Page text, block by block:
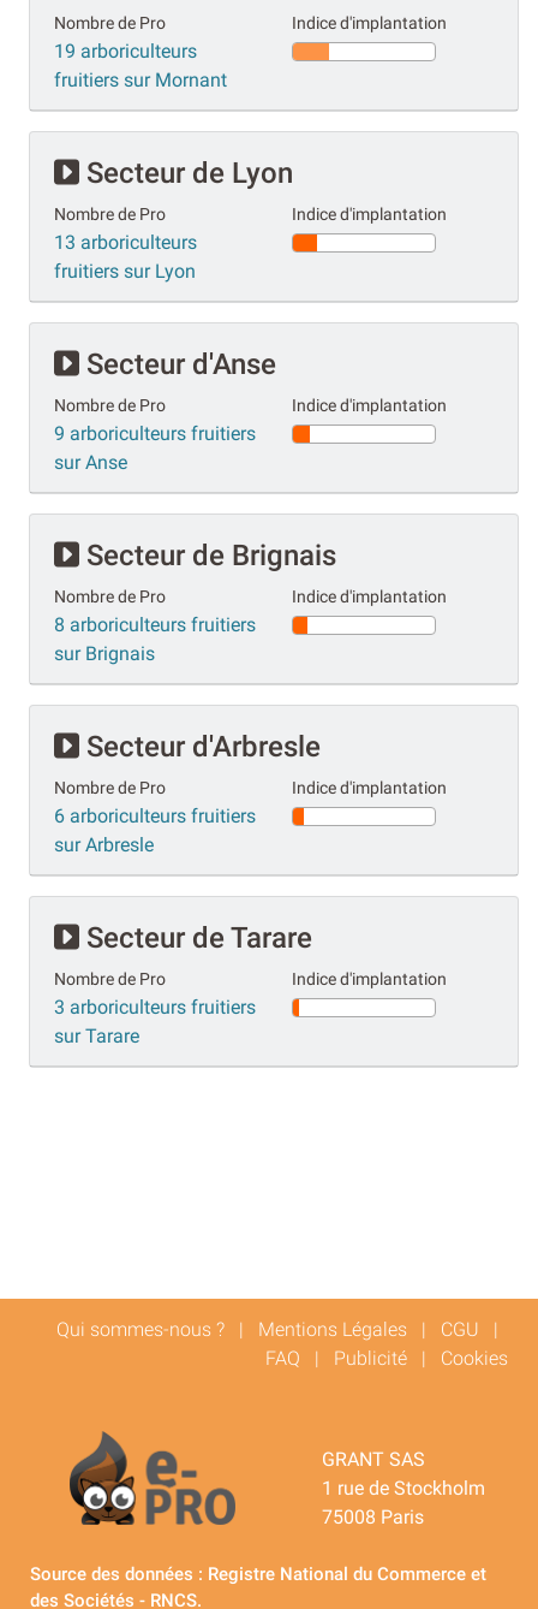
Nombre de Pro
19 arboriculteurs
fruitiers sur Mornant
Indice d'implantation
Secteur de Lyon
Nombre de Pro
13 arboriculteurs
fruitiers sur Lyon
Indice d'implantation
Secteur d'Anse
Nombre de Pro
9 arboriculteurs fruitiers
sur Anse
Indice d'implantation
Secteur de Brignais
Nombre de Pro
8 arboriculteurs fruitiers
sur Brignais
Indice d'implantation
Secteur d'Arbresle
Nombre de Pro
6 arboriculteurs fruitiers
sur Arbresle
Indice d'implantation
Secteur de Tarare
Nombre de Pro
3 arboriculteurs fruitiers
sur Tarare
Indice d'implantation
Qui sommes-nous ? | Mentions Légales | CGU |
FAQ | Publicité | Cookies
GRANT SAS
1 rue de Stockholm
75008 Paris
Source des données : Registre National du Commerce et
des Sociétés - RNCS.